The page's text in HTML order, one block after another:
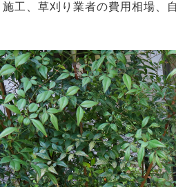
工、草刈り業者の費用相場、